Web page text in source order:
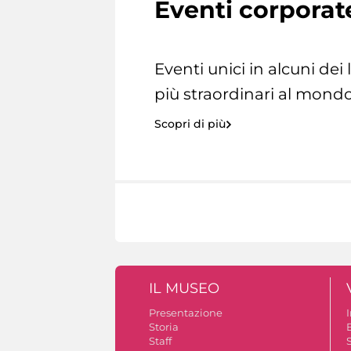
Eventi
Eventi unici in alcuni dei
più straordinari al
Scopri di più
IL MUSEO
Presentazione
Storia
Staff